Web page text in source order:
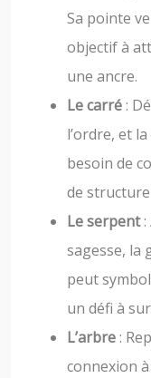
Sa pointe
objectif à
une ancre.
Le carré:
l’ordre, et
besoin de
de
Le serpent
sagesse, la
peut
un défi à
L’arbre:
connexion